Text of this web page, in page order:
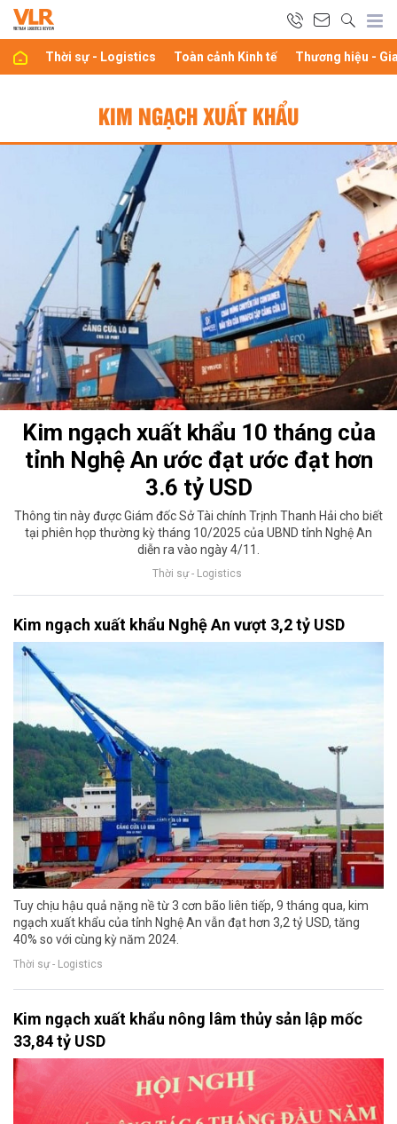
Thời sự - Logistics Toàn cảnh Kinh tế Thương hiệu -
KIM NGẠCH XUẤT KHẨU
Kim ngạch xuất khẩu 10 tháng của
tỉnh Nghệ An ước đạt ước đạt hơn
3.6 tỷ USD
Thông tin này được Giám đốc Sở Tài chính Trịnh Thanh Hải cho biết
tại phiên họp thường kỳ tháng 10/2025 của UBND tỉnh Nghệ An
diễn ra vào ngày 4/11.
Thời sự - Logistics
Kim ngạch xuất khẩu Nghệ An vượt 3,2 tỷ USD
Tuy chịu hậu quả nặng nề từ 3 cơn bão liên tiếp, 9 tháng qua, kim
ngạch xuất khẩu của tỉnh Nghệ An vẫn đạt hơn 3,2 tỷ USD, tăng
40% so với cùng kỳ năm 2024.
Thời sự - Logistics
Kim ngạch xuất khẩu nông lâm thủy sản lập mốc
33,84 tỷ USD